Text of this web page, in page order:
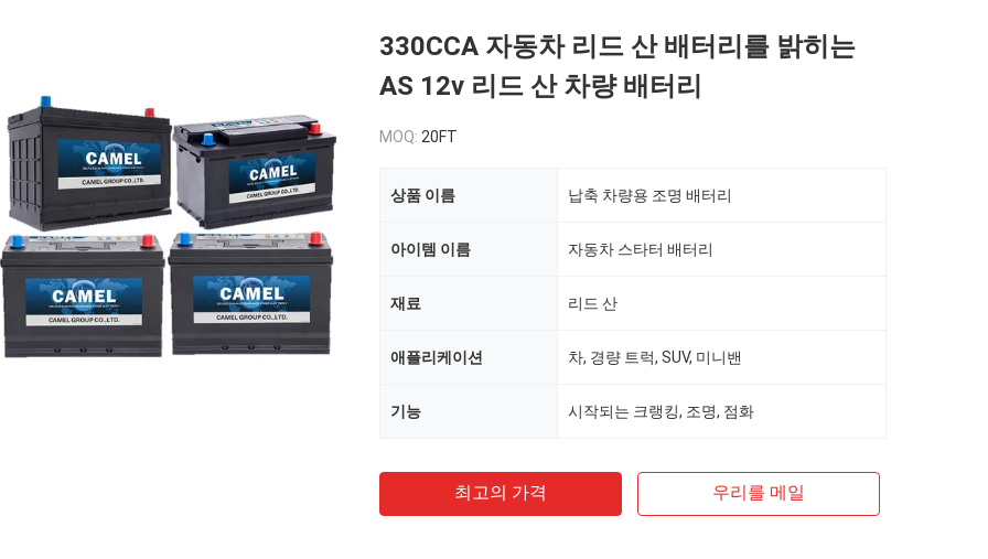
330CCA 자동차 리드 산 배터리를 밝히는
AS 12v 리드 산 차량 배터리
MOQ: 20FT
상품 이름 납축 차량용 조명 배터리
아이템 이름 자동차 스타터 배터리
재료 리드 산
애플리케이션 차, 경량 트럭, SUV, 미니밴
기능 시작되는 크랭킹, 조명, 점화
최고의 가격 우리를 메일